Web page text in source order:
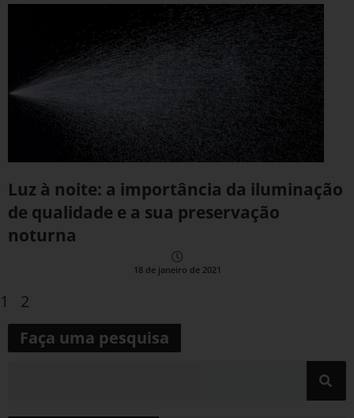
Luz à noite: a importância da iluminação
de qualidade e a sua preservação
noturna
18 de janeiro de 2021
1
2
Faça uma pesquisa